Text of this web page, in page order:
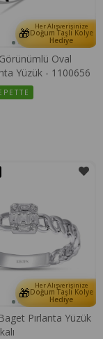
🎁 Her Alışverişinize
Doğum Taşlı Kolye
Hediye
Oval
Yüzük - 1100656
🎁 Her Alışverişinize
Doğum Taşlı Kolye
Hediye
Pırlanta Yüzük